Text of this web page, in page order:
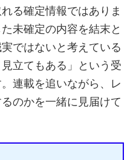
る確定情報ではありま
未確定の内容を結末と
ではないと考えている
立てもある」という受
連載を追いながら、レ
のかを一緒に見届けて